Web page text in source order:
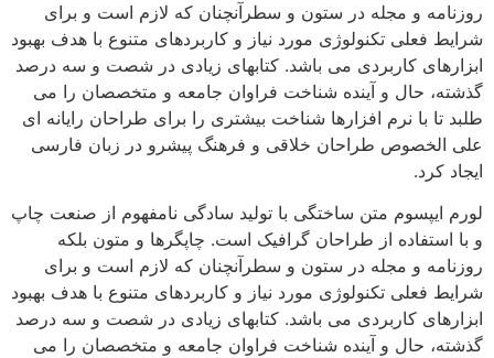
روزنامه و مجله در ستون و سطرآنچنان که لازم است و برای
شرایط فعلی تکنولوژی مورد نیاز و کاربردهای متنوع با هدف بهبود
ابزارهای کاربردی می باشد. کتابهای زیادی در شصت و سه درصد
گذشته، حال و آینده شناخت فراوان جامعه و متخصصان را می
طلبد تا با نرم افزارها شناخت بیشتری را برای طراحان رایانه ای
علی الخصوص طراحان خلاقی و فرهنگ پیشرو در زبان فارسی
ایجاد کرد.
لورم ایپسوم متن ساختگی با تولید سادگی نامفهوم از صنعت چاپ
و با استفاده از طراحان گرافیک است. چاپگرها و متون بلکه
روزنامه و مجله در ستون و سطرآنچنان که لازم است و برای
شرایط فعلی تکنولوژی مورد نیاز و کاربردهای متنوع با هدف بهبود
ابزارهای کاربردی می باشد. کتابهای زیادی در شصت و سه درصد
گذشته، حال و آینده شناخت فراوان جامعه و متخصصان را می